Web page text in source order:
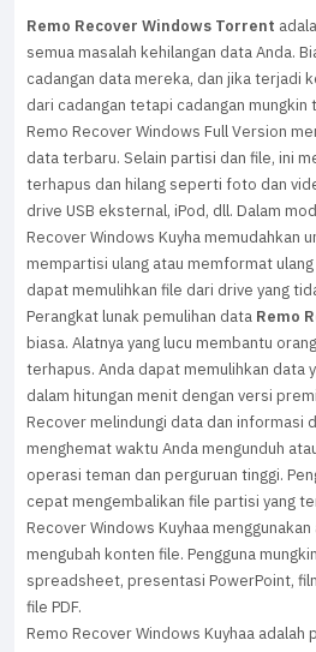
Remo Recover Windows Torrent
semua masalah kehilangan data Anda.
cadangan data mereka, dan jika terjadi
dari cadangan tetapi cadangan mungkin
Remo Recover Windows Full Version
data terbaru. Selain partisi dan file, ini
terhapus dan hilang seperti foto dan
drive USB eksternal, iPod, dll. Dalam
Recover Windows Kuyha memudahkan
mempartisi ulang atau memformat
dapat memulihkan file dari drive yang
Perangkat lunak pemulihan data Remo
biasa. Alatnya yang lucu membantu
terhapus. Anda dapat memulihkan data
dalam hitungan menit dengan versi
Recover melindungi data dan informasi
menghemat waktu Anda mengunduh
operasi teman dan perguruan tinggi.
cepat mengembalikan file partisi yang
Recover Windows Kuyhaa
mengubah konten file. Pengguna
spreadsheet, presentasi PowerPoint,
file PDF.
Remo Recover Windows Kuyhaa adalah